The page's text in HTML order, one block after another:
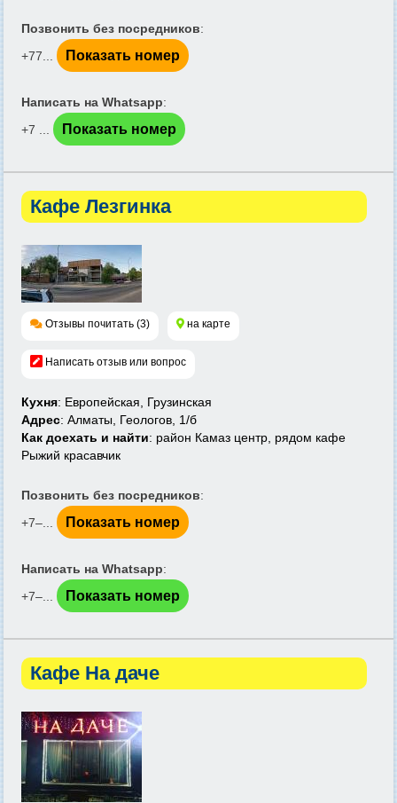
Позвонить без посредников:
+77...
Показать номер
Написать на Whatsapp:
+7 ...
Показать номер
Кафе Лезгинка
Отзывы почитать (3) на карте
Написать отзыв или вопрос
Кухня: Европейская, Грузинская
Адрес: Алматы, Геологов, 1/б
Как доехать и найти: район Камаз центр, рядом кафе
Рыжий красавчик
Позвонить без посредников:
+7‒...
Показать номер
Написать на Whatsapp:
+7‒...
Показать номер
Кафе На даче